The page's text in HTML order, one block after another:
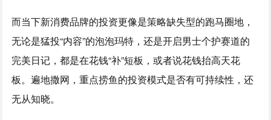
而当下新消费品牌的投资更像是策略缺失型的跑马圈地，
无论是猛投“内容”的泡泡玛特，还是开启男士个护赛道的
完美日记，都是在花钱“补”短板，或者说花钱抬高天花
板。遍地撒网，重点捞鱼的投资模式是否有可持续性，还
无从知晓。